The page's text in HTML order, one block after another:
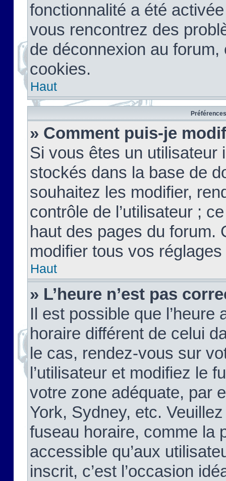
fonctionnalité a été
vous rencontrez des
de déconnexion au
cookies.
Haut
» Comment puis-je
Si vous êtes un
stockés dans la base de
souhaitez les modifier,
contrôle de l’utilisateur ;
haut des pages du forum.
modifier tous vos
Haut
» L’heure n’est pas
Il est possible que
horaire différent de celui
le cas, rendez-vous sur
l’utilisateur et modifiez le
votre zone adéquate, par
York, Sydney, etc.
fuseau horaire, comme la
accessible qu’aux
inscrit, c’est l’occasion